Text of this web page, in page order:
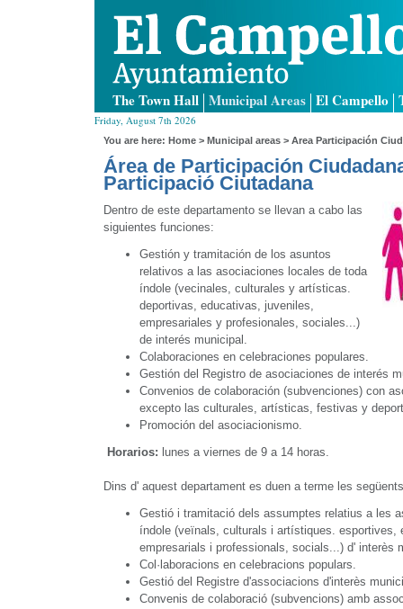
The Town Hall Municipal Areas El Campello
Friday, August 7th 2026
You are here: Home > Municipal areas > Area Participación
Área de Participación
Participació Ciutadana
Dentro de este departamento se llevan a cabo las
siguientes funciones:
Gestión y tramitación de los asuntos
relativos a las asociaciones locales de toda
índole (vecinales, culturales y artísticas.
deportivas, educativas, juveniles,
empresariales y profesionales, sociales...)
de interés municipal.
Colaboraciones en celebraciones populares.
Gestión del Registro de asociaciones de interés
Convenios de colaboración (subvenciones) con
excepto las culturales, artísticas, festivas y
Promoción del asociacionismo.
Horarios: lunes a viernes de 9 a 14 horas.
Dins d' aquest departament es duen a terme les
Gestió i tramitació dels assumptes relatius a les
índole (veïnals, culturals i artístiques. esportives,
empresarials i professionals, socials...) d' interès
Col·laboracions en celebracions populars.
Gestió del Registre d'associacions d'interès
Convenis de colaboració (subvencions) amb